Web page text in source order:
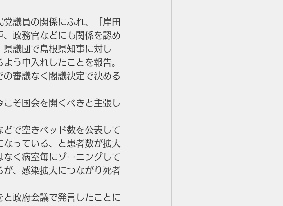
議員の関係にふれ、「岸田
政務官などにも関係を認め
議団で島根県知事に対し
う申入れしたことを報告。
審議なく閣議決定で決める
こそ国会を開くべきと主張し
で空きベッド数を公表して
っている、と患者数が拡大
く病室毎にゾーニングして
、感染拡大につながり死者
政府会議で発言したことに